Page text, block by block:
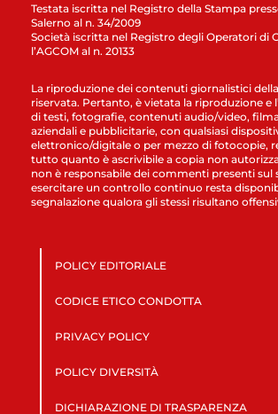
Testata iscritta nel Registro della Stampa
Salerno al n. 34/2009
Società iscritta nel Registro degli Operatori di
l’AGCOM al n. 20133
La riproduzione dei contenuti giornalistici della
riservata. Pertanto, è vietata la riproduzione e
di testi, fotografie, contenuti audio/video,
aziendali e pubblicitarie, con qualsiasi
elettronico/digitale o per mezzo di fotocopie,
tutto quanto è ascrivibile a copia non
non è responsabile dei commenti presenti sul
esercitare un controllo continuo resta
segnalazione qualora gli stessi risultano
POLICY EDITORIALE
CODICE ETICO CONDOTTA
PRIVACY POLICY
POLICY DIVERSITÀ
DICHIARAZIONE DI TRASPARENZA